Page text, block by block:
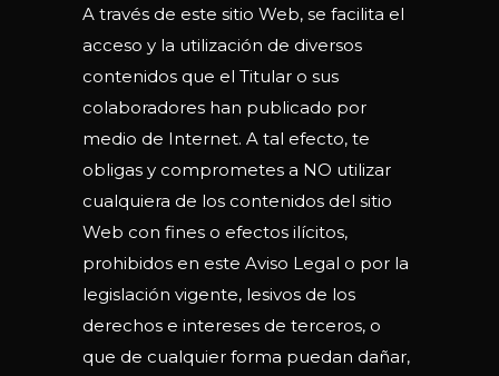
A través de este sitio Web, se facilita el
acceso y la utilización de diversos
contenidos que el Titular o sus
colaboradores han publicado por
medio de Internet. A tal efecto, te
obligas y comprometes a NO utilizar
cualquiera de los contenidos del sitio
Web con fines o efectos ilícitos,
prohibidos en este Aviso Legal o por la
legislación vigente, lesivos de los
derechos e intereses de terceros, o
que de cualquier forma puedan dañar,